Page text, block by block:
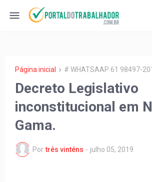
Página inicial # WHATSAAP 61 98497-
Decreto Legislativo
inconstitucional em
Gama.
Por três vinténs - julho 05, 2019